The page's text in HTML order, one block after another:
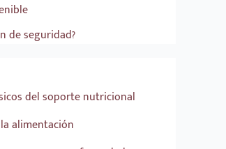
de seguridad?
del soporte nutricional
alimentación